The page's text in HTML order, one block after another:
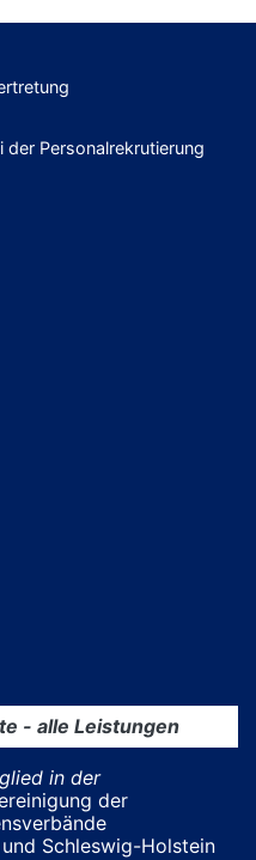
der Personalrekrutierung
- alle Leistungen
in der
der
Schleswig-Holstein